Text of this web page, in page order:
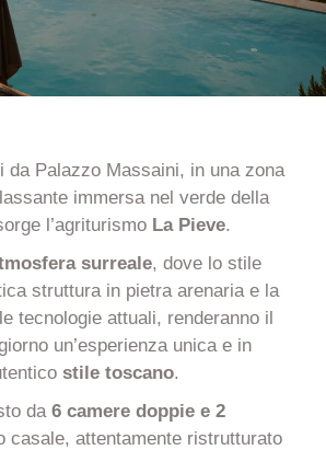
da Palazzo Massaini, in una zona
immersa nel verde della
l’agriturismoLa Pieve.
surreale, dove lo stile
struttura in pietra arenaria e la
tecnologie attuali, renderanno il
un’esperienza unica e in
stile toscano.
da6 camere doppie e 2
casale, attentamente ristrutturato